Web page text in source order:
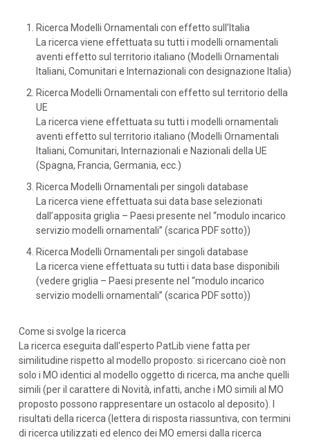
Ricerca Modelli Ornamentali con effetto sull’Italia
La ricerca viene effettuata su tutti i modelli ornamentali
aventi effetto sul territorio italiano (Modelli Ornamentali
Italiani, Comunitari e Internazionali con designazione Italia)
Ricerca Modelli Ornamentali con effetto sul territorio della
UE
La ricerca viene effettuata su tutti i modelli ornamentali
aventi effetto sul territorio italiano (Modelli Ornamentali
Italiani, Comunitari, Internazionali e Nazionali della UE
(Spagna, Francia, Germania, ecc.)
Ricerca Modelli Ornamentali per singoli database
La ricerca viene effettuata sui data base selezionati
dall’apposita griglia – Paesi presente nel “modulo incarico
servizio modelli ornamentali” (scarica PDF sotto))
Ricerca Modelli Ornamentali per singoli database
La ricerca viene effettuata su tutti i data base disponibili
(vedere griglia – Paesi presente nel “modulo incarico
servizio modelli ornamentali” (scarica PDF sotto))
Come si svolge la ricerca
La ricerca eseguita dall'esperto PatLib viene fatta per
similitudine rispetto al modello proposto: si ricercano cioè non
solo i MO identici al modello oggetto di ricerca, ma anche quelli
simili (per il carattere di Novità, infatti, anche i MO simili al MO
proposto possono rappresentare un ostacolo al deposito). I
risultati della ricerca (lettera di risposta riassuntiva, con termini
di ricerca utilizzati ed elenco dei MO emersi dalla ricerca